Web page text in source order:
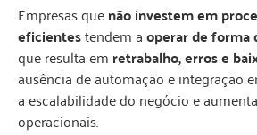
Empresas quenão investem em
eficientestendem aoperar de forma
que resulta em retrabalho, erros e
ausência de automação e integração
a escalabilidade do negócio e
operacionais.